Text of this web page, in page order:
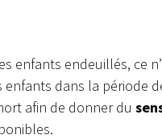
enfants endeuillés, ce
enfants dans la période
afin de donner du